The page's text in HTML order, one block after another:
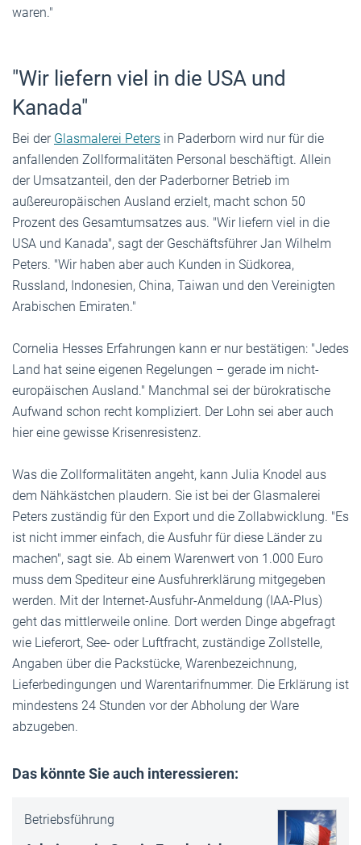
waren."
"Wir liefern viel in die USA und
Kanada"
Bei der Glasmalerei Peters in Paderborn wird nur für die
anfallenden Zollformalitäten Personal beschäftigt. Allein
der Umsatzanteil, den der Paderborner Betrieb im
außereuropäischen Ausland erzielt, macht schon 50
Prozent des Gesamtumsatzes aus. "Wir liefern viel in die
USA und Kanada", sagt der Geschäftsführer Jan Wilhelm
Peters. "Wir haben aber auch Kunden in Südkorea,
Russland, Indonesien, China, Taiwan und den Vereinigten
Arabischen Emiraten."
Cornelia Hesses Erfahrungen kann er nur bestätigen: "Jedes
Land hat seine eigenen Regelungen – gerade im nicht-
europäischen Ausland." Manchmal sei der bürokratische
Aufwand schon recht kompliziert. Der Lohn sei aber auch
hier eine gewisse Krisenresistenz.
Was die Zollformalitäten angeht, kann Julia Knodel aus
dem Nähkästchen plaudern. Sie ist bei der Glasmalerei
Peters zuständig für den Export und die Zollabwicklung. "Es
ist nicht immer einfach, die Ausfuhr für diese Länder zu
machen", sagt sie. Ab einem Warenwert von 1.000 Euro
muss dem Spediteur eine Ausfuhrerklärung mitgegeben
werden. Mit der Internet-Ausfuhr-Anmeldung (IAA-Plus)
geht das mittlerweile online. Dort werden Dinge abgefragt
wie Lieferort, See- oder Luftfracht, zuständige Zollstelle,
Angaben über die Packstücke, Warenbezeichnung,
Lieferbedingungen und Warentarifnummer. Die Erklärung ist
mindestens 24 Stunden vor der Abholung der Ware
abzugeben.
Das könnte Sie auch interessieren:
Betriebsführung